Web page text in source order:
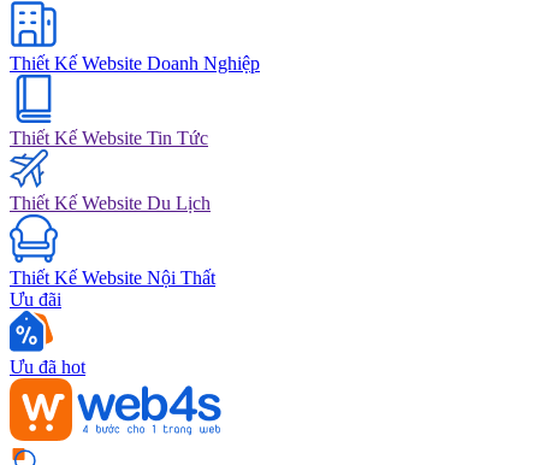
Thiết Kế Website Doanh Nghiệp
Thiết Kế Website Tin Tức
Thiết Kế Website Du Lịch
Thiết Kế Website Nội Thất
Ưu đãi
Ưu đã hot